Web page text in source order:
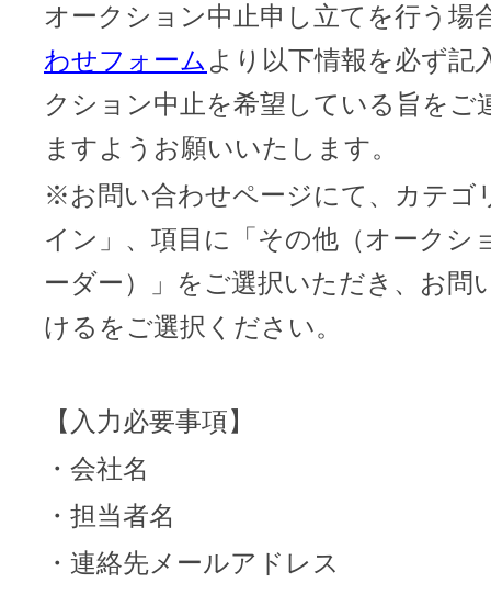
お名前メール
440万枚以上の電子証明書発行実績
SSL証明書
ドメインモニタリング
その他
Domain ResellerProgram
API Integration,Bulk Discount
Contact us
バナー・テキスト広告などの掲載紹
アフィリエイト（成果報酬型
オークション中止申し立てを行う場
わせフォーム より以下情報を必ず記
クション中止を希望している旨をご
ますようお願いいたします。
※お問い合わせページにて、カテゴ
イン」、項目に「その他（オークシ
ーダー）」をご選択いただき、お問
けるをご選択ください。
【入力必要事項】
・会社名
・担当者名
・連絡先メールアドレス